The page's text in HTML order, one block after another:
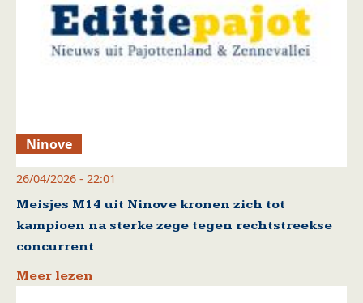
Ninove
26/04/2026 - 22:01
Meisjes M14 uit Ninove kronen zich tot
kampioen na sterke zege tegen rechtstreekse
concurrent
Meer lezen